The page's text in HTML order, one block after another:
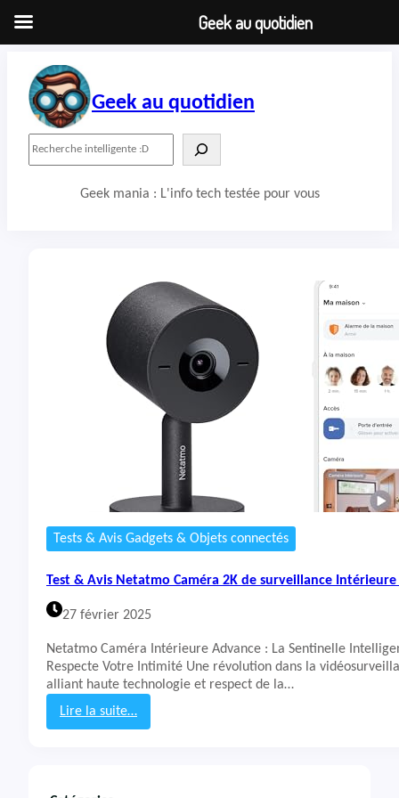
contenu
Geek au quotidien
Geek mania : L'info tech testée pour vous
Tests & Avis Gadgets & Objets connectés
Test & Avis Netatmo Caméra 2K de surveillance
27 février 2025
Netatmo Caméra Intérieure Advance : La Sentinelle
Respecte Votre Intimité Une révolution dans la
alliant haute technologie et respect de la…
Lire la suite…
:
Geek au quotidien